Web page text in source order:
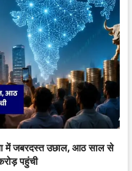
में जबरदस्त उछाल, आठ साल से
पहुंची